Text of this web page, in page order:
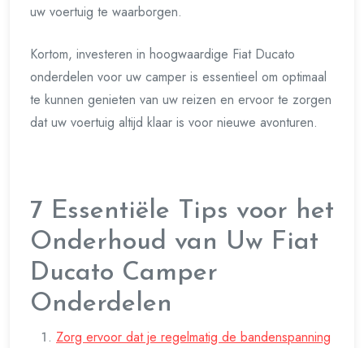
uw voertuig te waarborgen.
Kortom, investeren in hoogwaardige Fiat Ducato
onderdelen voor uw camper is essentieel om optimaal
te kunnen genieten van uw reizen en ervoor te zorgen
dat uw voertuig altijd klaar is voor nieuwe avonturen.
7 Essentiële Tips voor het
Onderhoud van Uw Fiat
Ducato Camper
Onderdelen
Zorg ervoor dat je regelmatig de bandenspanning